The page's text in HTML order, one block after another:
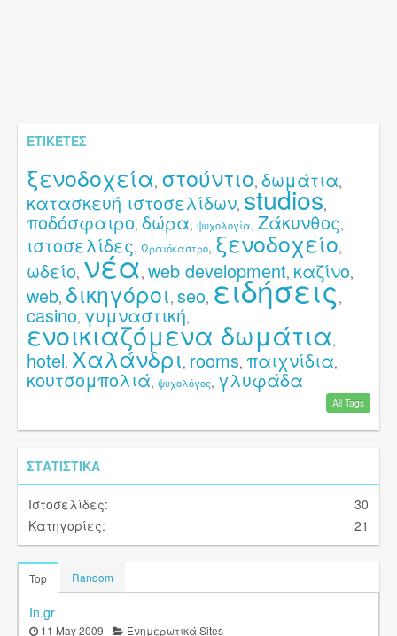
ΕΤΙΚΈΤΕΣ
ξενοδοχεία, στούντιο, δωμάτια,
κατασκευή ιστοσελίδων, studios,
ποδόσφαιρο, δώρα, ψυχολογία, Ζάκυνθος,
ιστοσελίδες, Ωραιόκαστρο, ξενοδοχείο,
ωδείο, νέα, web development, καζίνο,
web, δικηγόροι, seo, ειδήσεις,
casino, γυμναστική,
ενοικιαζόμενα δωμάτια,
hotel, Χαλάνδρι, rooms, παιχνίδια,
κουτσομπολιά, ψυχολόγος, γλυφάδα
All Tags
ΣΤΑΤΙΣΤΙΚΆ
Ιστοσελίδες:
30
Κατηγορίες:
21
Top Random
In.gr
11 May 2009
Ενημερωτικά Sites